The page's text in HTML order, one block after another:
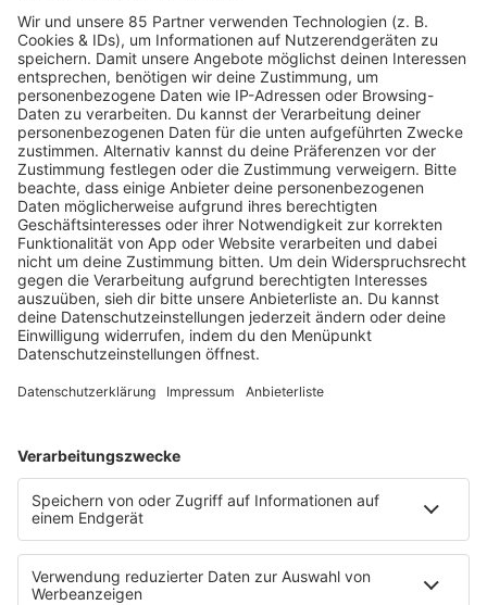
KW30 Album der Woche
SONNY FODERA “CAN WE DO IT
ALL AGAIN?”
Mit seinem sechsten Studioalbum präsentiert
Sonny Fodera ein Meisterwerk aus fünf Jahren
kreativer Arbeit – ein Zeugnis dafür, dass seine